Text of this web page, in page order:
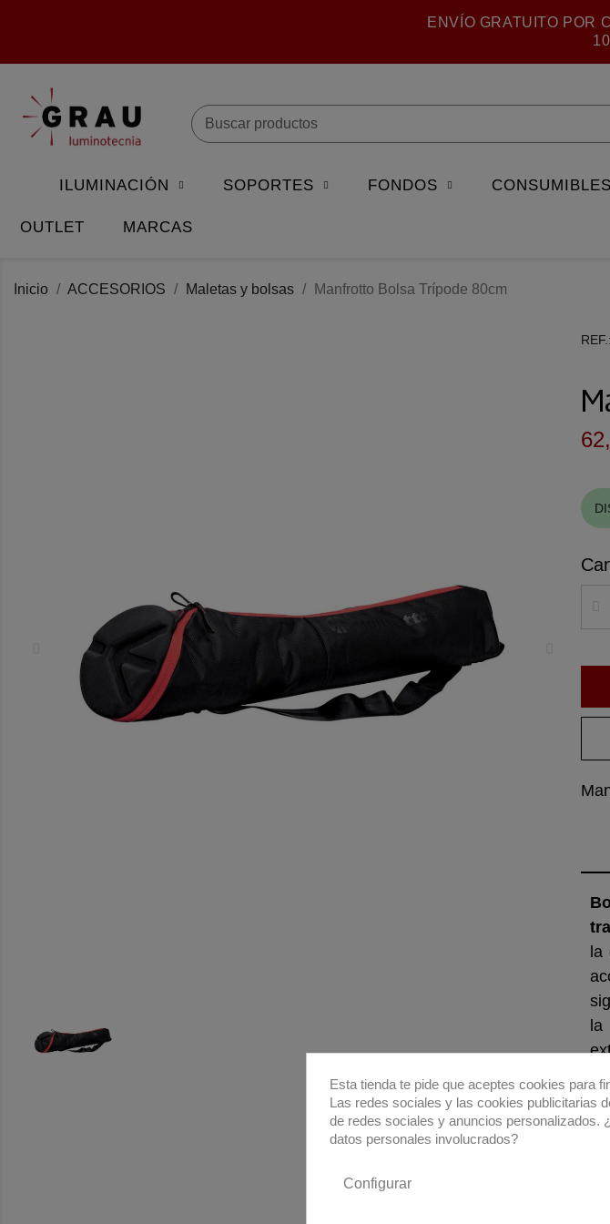
ENVÍO GRATUITO POR
ILUMINACIÓN SOPORTES FONDOS CONSUMIBLES
OUTLET MARCAS
Inicio ACCESORIOS Maletas y bolsas Manfrotto Bolsa Trípode 80cm
REF.
Esta tienda te pide que aceptes cookies para
Las redes sociales y las cookies publicitarias
de redes sociales y anuncios personalizados.
datos personales involucrados?
Configurar